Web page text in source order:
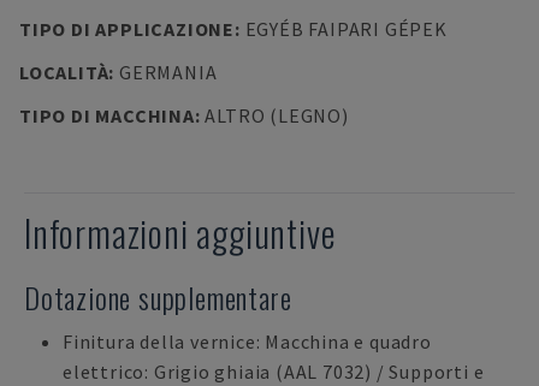
TIPO DI APPLICAZIONE: EGYÉB FAIPARI GÉPEK
LOCALITÀ: GERMANIA
TIPO DI MACCHINA:ALTRO (LEGNO)
Informazioni aggiuntive
Dotazione supplementare
Finitura della vernice: Macchina e quadro
elettrico: Grigio ghiaia (AAL 7032) / Supporti e